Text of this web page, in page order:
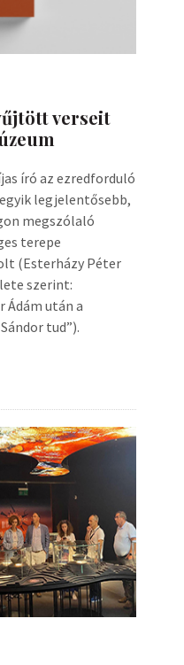
verseit
író az ezredforduló
legjelentősebb,
megszólaló
terepe
(Esterházy Péter
szerint:
Ádám után a
tud”).